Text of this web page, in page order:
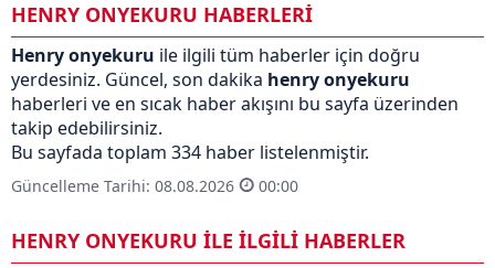
HENRY ONYEKURU HABERLERİ
Henry onyekuru ile ilgili tüm haberler için doğru
yerdesiniz. Güncel, son dakika henry onyekuru
haberleri ve en sıcak haber akışını bu sayfa üzerinden
takip edebilirsiniz.
Bu sayfada toplam 334 haber listelenmiştir.
Güncelleme Tarihi: 08.08.2026 00:00
HENRY ONYEKURU İLE İLGİLİ HABERLER